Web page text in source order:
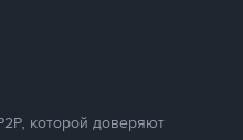
которой доверяют